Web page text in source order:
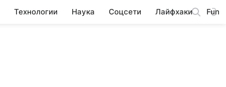
Технологии Наука Соцсети Лайфхаки Fun